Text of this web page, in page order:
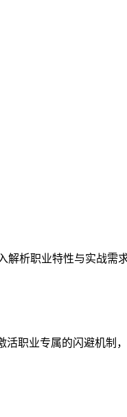
析职业特性与实战需
职业专属的闪避机制